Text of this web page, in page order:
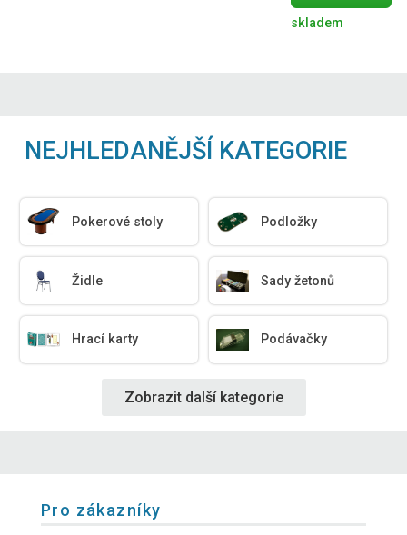
skladem
NEJHLEDANĚJŠÍ KATEGORIE
Pokerové stoly Podložky
Židle Sady žetonů
Hrací karty Podávačky
Zobrazit další kategorie
Pro zákazníky